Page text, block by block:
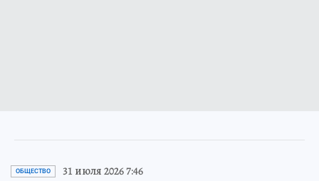
ОБЩЕСТВО 31 июля 2026 7:46